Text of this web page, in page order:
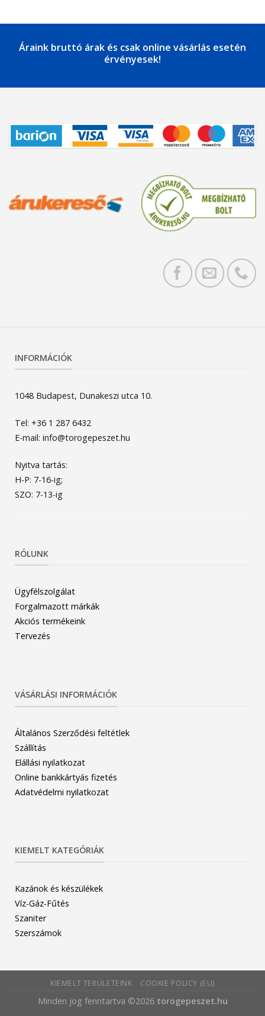
Áraink bruttó árak és csak online vásárlás esetén
érvényesek!
INFORMÁCIÓK
1048 Budapest, Dunakeszi utca 10.
Tel: +36 1 287 6432
E-mail: info@torogepeszet.hu
Nyitva tartás:
H-P: 7-16-ig;
SZO: 7-13-ig
RÓLUNK
Ügyfélszolgálat
Forgalmazott márkák
Akciós termékeink
Tervezés
VÁSÁRLÁSI INFORMÁCIÓK
Általános Szerződési feltétlek
Szállítás
Elállási nyilatkozat
Online bankkártyás fizetés
Adatvédelmi nyilatkozat
KIEMELT KATEGÓRIÁK
Kazánok és készülékek
Víz-Gáz-Fűtés
Szaniter
Szerszámok
KIEMELT TERÜLETEINK COOKIE POLICY (EU)
Minden jog fenntartva ©2026 torogepeszet.hu